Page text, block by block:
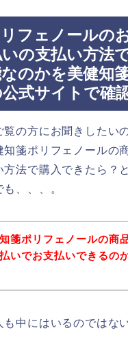
フェノールの
の支払い方法
のかを美健知
式サイトで確
覧の方にお聞きしたい
知箋ポリフェノールの
方法で購入できたら？
、、、。
箋ポリフェノールの商
いでお支払いできるの
も中にはいるのではな